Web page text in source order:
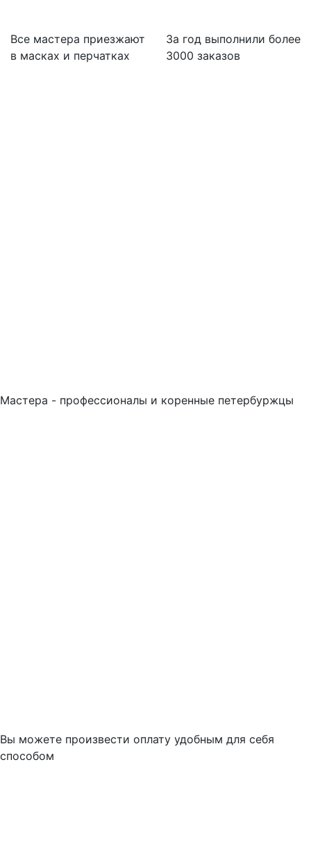
Все мастера приезжают
в масках и перчатках
За год выполнили более
3000 заказов
Мастера - профессионалы и коренные петербуржцы
Вы можете произвести оплату удобным для себя
способом